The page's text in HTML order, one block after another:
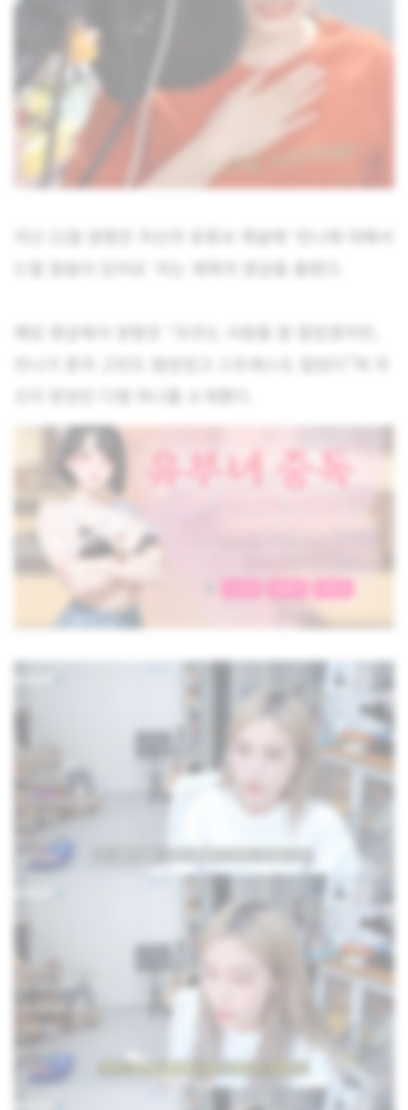
지난 21일 양팡은 자신의 유튜브 채널에 ‘언니에 대해서
드릴 말씀이 있어요’ 라는 제목의 영상을 올렸다.
해당 영상에서 양팡은 “모르는 사람들 참 많았겠지만,
신이 받았던 디엠 하나를 소개했다.